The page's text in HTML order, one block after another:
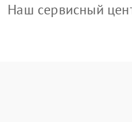
Наш сервисный